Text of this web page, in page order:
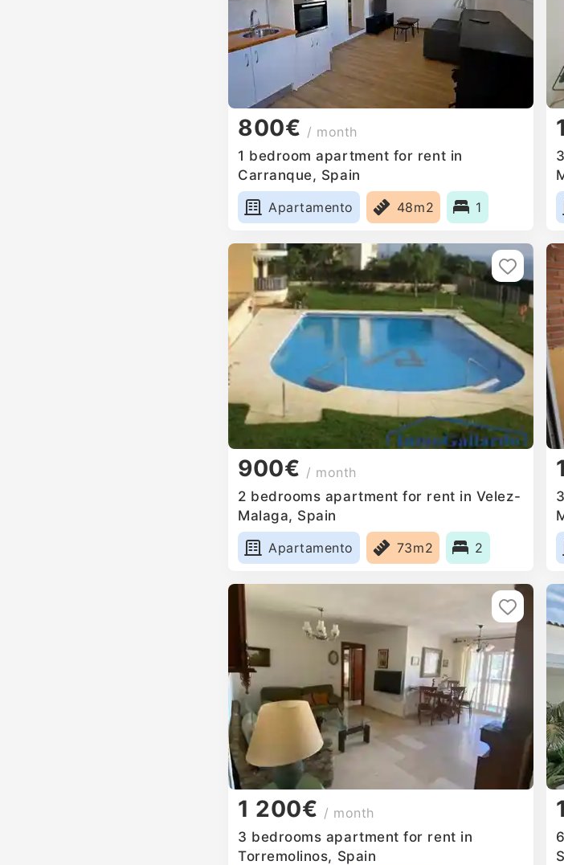
800€ / month
1 bedroom apartment for rent in
Carranque, Spain
Apartamento
48m2 1
900€ / month
2 bedrooms apartment for rent in Velez-
Malaga, Spain
Apartamento
73m2 2
1 200€ / month
3 bedrooms apartment for rent in
Torremolinos, Spain